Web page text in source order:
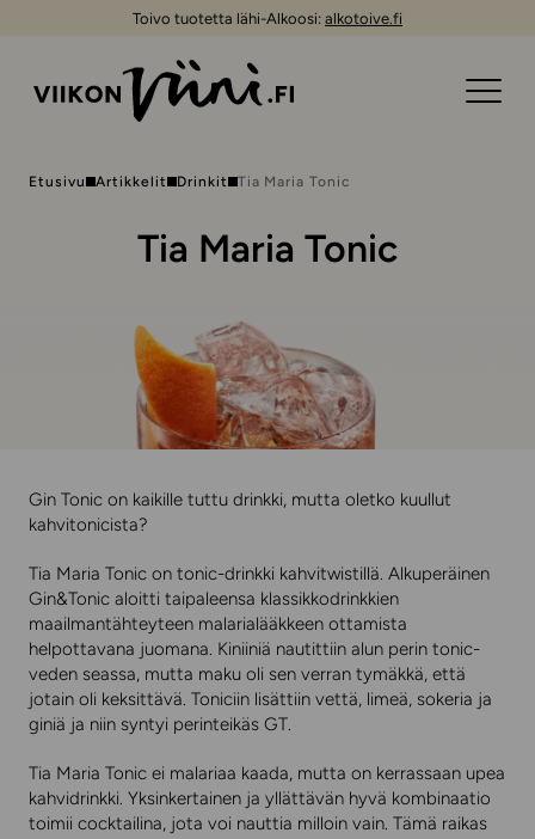
Toivo tuotetta lähi-Alkoosi: alkotoive.fi
Etusivu Artikkelit Drinkit Tia Maria Tonic
Tia Maria Tonic
Gin Tonic on kaikille tuttu drinkki, mutta oletko kuullut
kahvitonicista?
Tia Maria Tonic on tonic-drinkki kahvitwistillä. Alkuperäinen
Gin&Tonic aloitti taipaleensa klassikkodrinkkien
maailmantähteyteen malarialääkkeen ottamista
helpottavana juomana. Kiniiniä nautittiin alun perin tonic-
veden seassa, mutta maku oli sen verran tymäkkä, että
jotain oli keksittävä. Toniciin lisättiin vettä, limeä, sokeria ja
giniä ja niin syntyi perinteikäs GT.
Tia Maria Tonic ei malariaa kaada, mutta on kerrassaan upea
kahvidrinkki. Yksinkertainen ja yllättävän hyvä kombinaatio
toimii cocktailina, jota voi nauttia milloin vain. Tämä raikas